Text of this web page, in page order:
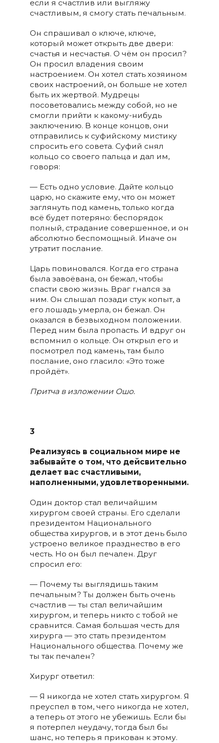
если я счастлив или выгляжу
счастливым, я смогу стать печальным.
Он спрашивал о ключе, ключе,
который может открыть две двери:
счастья и несчастья. О чём он просил?
Он просил владения своим
настроением. Он хотел стать хозяином
своих настроений, он больше не хотел
быть их жертвой. Мудрецы
посоветовались между собой, но не
смогли прийти к какому-нибудь
заключению. В конце концов, они
отправились к суфийскому мистику
спросить его совета. Суфий снял
кольцо со своего пальца и дал им,
говоря:
— Есть одно условие. Дайте кольцо
царю, но скажите ему, что он может
заглянуть под камень, только когда
всё будет потеряно: беспорядок
полный, страдание совершенное, и он
абсолютно беспомощный. Иначе он
утратит послание.
Царь повиновался. Когда его страна
была завоёвана, он бежал, чтобы
спасти свою жизнь. Враг гнался за
ним. Он слышал позади стук копыт, а
его лошадь умерла, он бежал. Он
оказался в безвыходном положении.
Перед ним была пропасть. И вдруг он
вспомнил о кольце. Он открыл его и
посмотрел под камень, там было
послание, оно гласило: «Это тоже
пройдёт».
Притча в изложении Ошо.
3
Реализуясь в социальном мире не
забывайте о том, что дейсвительно
делает вас счастливыми,
наполненными, удовлетворенными.
Один доктор стал величайшим
хирургом своей страны. Его сделали
президентом Национального
общества хирургов, и в этот день было
устроено великое празднество в его
честь. Но он был печален. Друг
спросил его:
— Почему ты выглядишь таким
печальным? Ты должен быть очень
счастлив — ты стал величайшим
хирургом, и теперь никто с тобой не
сравнится. Самая большая честь для
хирурга — это стать президентом
Национального общества. Почему же
ты так печален?
Хирург ответил:
— Я никогда не хотел стать хирургом. Я
преуспел в том, чего никогда не хотел,
а теперь от этого не убежишь. Если бы
я потерпел неудачу, тогда был бы
шанс, но теперь я прикован к этому.